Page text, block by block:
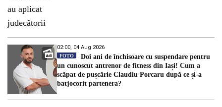
02:00, 04 Aug 2026
FOTO
Doi ani de închisoare cu suspendare pentru
un cunoscut antrenor de fitness din Iași! Cum a
scăpat de pușcărie Claudiu Porcaru după ce și-a
batjocorit partenera?